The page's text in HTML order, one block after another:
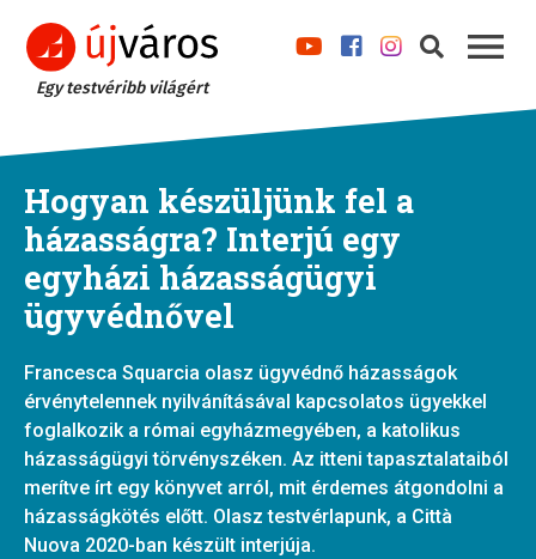
Egy testvéribb világért
Hogyan készüljünk fel a
házasságra? Interjú egy
egyházi házasságügyi
ügyvédnővel
Francesca Squarcia olasz ügyvédnő házasságok
érvénytelennek nyilvánításával kapcsolatos ügyekkel
foglalkozik a római egyházmegyében, a katolikus
házasságügyi törvényszéken. Az itteni tapasztalataiból
merítve írt egy könyvet arról, mit érdemes átgondolni a
házasságkötés előtt. Olasz testvérlapunk, a Città
Nuova 2020-ban készült interjúja.